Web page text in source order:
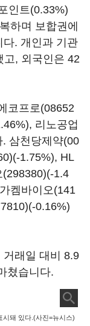
인트(0.33%)
하며 보합권에
다. 개인과 기관
고, 외국인은 42
코프로(08652
리노공업
. 삼천당제약(00
(-1.75%), HL
(-1.4
켐바이오(141
(-0.16%)
거래일 대비 8.9
쳤습니다.
시돼 있다.(사진=뉴시스)